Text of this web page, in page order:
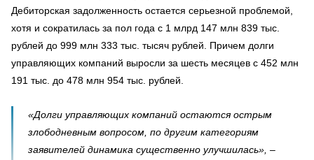
Дебиторская задолженность остается серьезной проблемой,
хотя и сократилась за пол года с 1 млрд 147 млн 839 тыс.
рублей до 999 млн 333 тыс. тысяч рублей. Причем долги
управляющих компаний выросли за шесть месяцев с 452 млн
191 тыс. до 478 млн 954 тыс. рублей.
«Долги управляющих компаний остаются острым
злободневным вопросом, по другим категориям
заявителей динамика существенно улучшилась», –